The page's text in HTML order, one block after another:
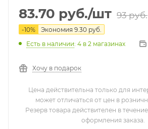
83.70 руб./шт 93руб.
-10% Экономия 9.30 руб.
Есть в наличии: 4 в 2 магазинах
Хочу в подарок
Цена действительна только для
может отличаться от цен в
Резерв товара действителен в
оформления заказа.